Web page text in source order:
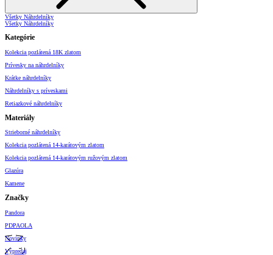
Všetky Náhrdelníky
Všetky Náhrdelníky
Kategórie
Kolekcia pozlátená 18K zlatom
Prívesky na náhrdelníky
Krátke náhrdelníky
Náhrdelníky s príveskami
Retiazkové náhrdelníky
Materiály
Strieborné náhrdelníky
Kolekcia pozlátená 14-karátovým zlatom
Kolekcia pozlátená 14-karátovým ružovým zlatom
Glazúra
Kamene
Značky
Pandora
PDPAOLA
Novinky
Výpredaj